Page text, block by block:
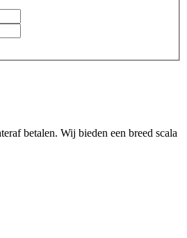
betalen. Wij bieden een breed scala